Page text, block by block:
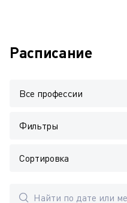
Расписание
Все профессии
Фильтры
Сортировка